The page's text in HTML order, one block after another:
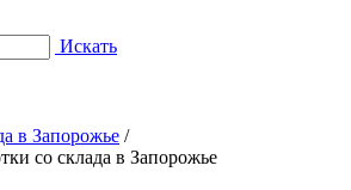
Искать
в Запорожье /
со склада в Запорожье